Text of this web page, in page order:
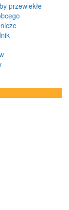
przewlekłe